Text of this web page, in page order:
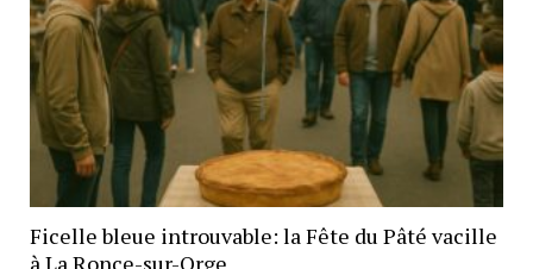
Ficelle bleue introuvable: la Fête du Pâté vacille